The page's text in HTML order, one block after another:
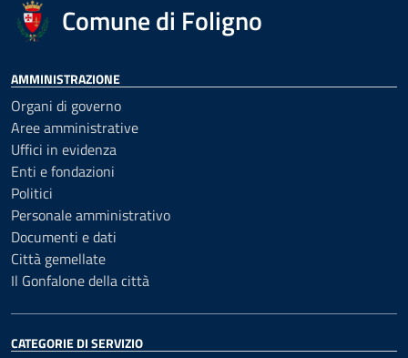
Comune di Foligno
AMMINISTRAZIONE
Organi di governo
Aree amministrative
Uffici in evidenza
Enti e fondazioni
Politici
Personale amministrativo
Documenti e dati
Città gemellate
Il Gonfalone della città
CATEGORIE DI SERVIZIO